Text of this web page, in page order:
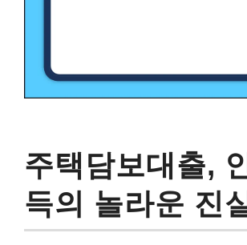
주택담보대출,
득의 놀라운 진